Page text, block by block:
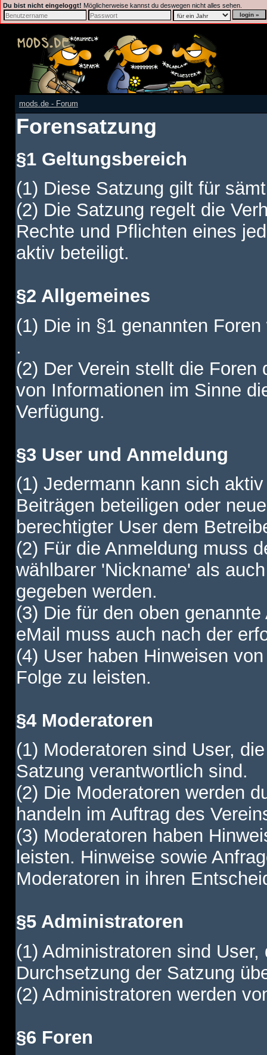
Du bist nicht eingeloggt! Möglicherweise kannst du deswegen nicht alles sehen.
mods.de - Forum
Forensatzung
§1 Geltungsbereich
(1) Diese Satzung gilt für
(2) Die Satzung regelt die
Rechte und Pflichten eines
aktiv beteiligt.
§2 Allgemeines
(1) Die in §1 genannten
.
(2) Der Verein stellt die
von Informationen im Sinne
Verfügung.
§3 User und Anmeldung
(1) Jedermann kann sich
Beiträgen beteiligen oder
berechtigter User dem
(2) Für die Anmeldung muss
wählbarer 'Nickname' als
gegeben werden.
(3) Die für den oben
eMail muss auch nach der
(4) User haben Hinweisen
Folge zu leisten.
§4 Moderatoren
(1) Moderatoren sind User,
Satzung verantwortlich sind.
(2) Die Moderatoren werden
handeln im Auftrag des
(3) Moderatoren haben
leisten. Hinweise sowie
Moderatoren in ihren
§5 Administratoren
(1) Administratoren sind
Durchsetzung der Satzung
(2) Administratoren werden
§6 Foren